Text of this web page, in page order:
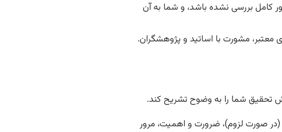
کامل بررسی نشده باشد، و شما به آن
معتبر، مشورت با اساتید و پژوهشگران.
تحقیق شما را به وضوح تشریح کند.
صورت لزوم)، ضرورت و اهمیت، مرور